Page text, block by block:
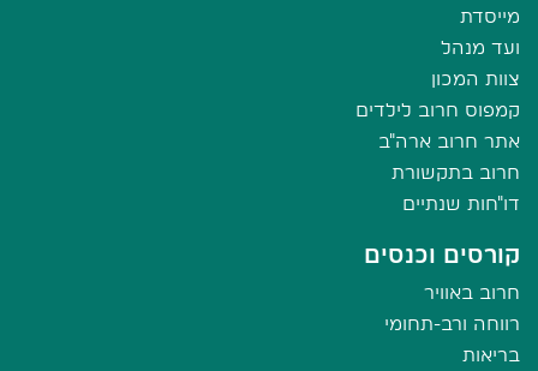
מייסדת
ועד מנהל
צוות המכון
קמפוס חרוב לילדים
אתר חרוב ארה"ב
חרוב בתקשורת
דו"חות שנתיים
קורסים וכנסים
חרוב באוויר
רווחה ורב-תחומי
בריאות